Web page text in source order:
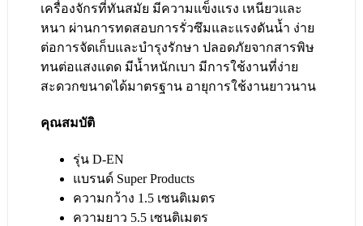
เครื่องจักรที่ทันสมัย มีความแข็งแรง เหนียวและ
หนา ผ่านการทดสอบการรั่วซึมและแรงดันน้ำ ง่าย
ต่อการจัดเก็บและบำรุงรักษา ปลอดภัยจากสารพิษ
ทนต่อแสงแดด มีน้ำหนักเบา มีการใช้งานที่ง่าย
สะดวกขนาดได้มาตรฐาน อายุการใช้งานยาวนาน
คุณสมบัติ
รุ่น D-EN
แบรนด์ Super Products
ความกว้าง 1.5 เซนติเมตร
ความยาว 5.5 เซนติเมตร